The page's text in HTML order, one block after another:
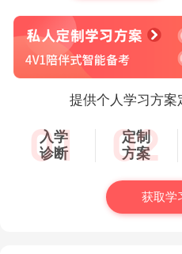
提供个人学习方案
入学
诊断
定制
方案
获取学